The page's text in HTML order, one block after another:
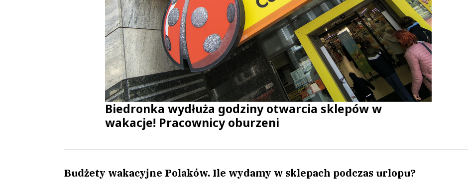
Biedronka wydłuża godziny otwarcia sklepów w
wakacje! Pracownicy oburzeni
Budżety wakacyjne Polaków. Ile wydamy w sklepach podczas urlopu?